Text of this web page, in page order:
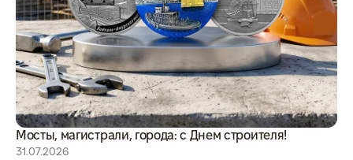
Мосты, магистрали, города: с Днем строителя!
31.07.2026